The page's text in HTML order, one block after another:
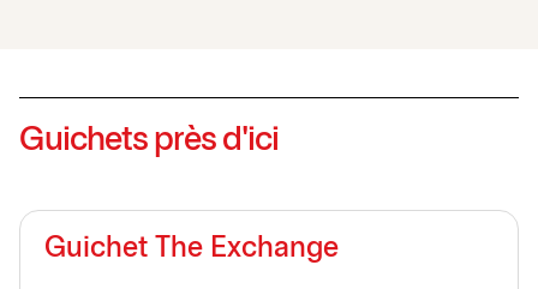
Guichets près d'ici
Guichet The Exchange